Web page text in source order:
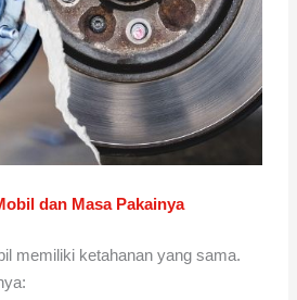
dan Masa Pakainya
memiliki ketahanan yang sama.